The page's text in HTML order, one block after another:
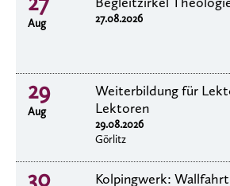
Aug 27.08.2026
29
Aug
Weiterbildung für
Lektoren
29.08.2026
Görlitz
30 Kolpingwerk: